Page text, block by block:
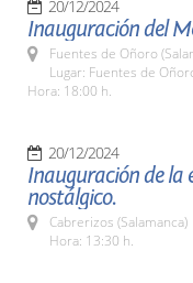
20/12/2024
Inauguración del
Fuentes de Oñoro
Lugar: Fuentes de
Hora: 18:00 h.
20/12/2024
Inauguración de la
nostálgico.
Cabrerizos (Salamanca)
Hora: 13:30 h.